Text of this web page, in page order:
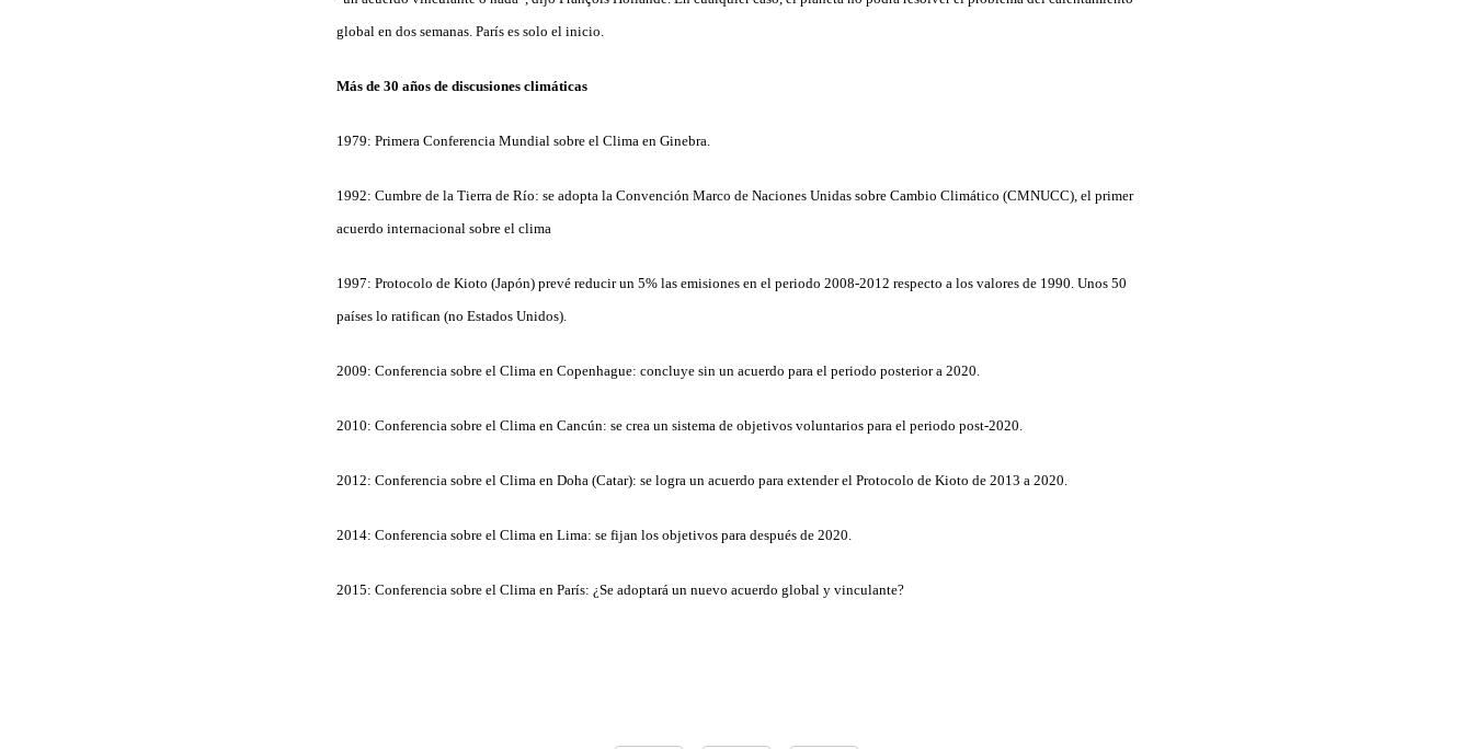
global en dos semanas. París es solo el inicio.
Más de 30 años de discusiones climáticas
1979: Primera Conferencia Mundial sobre el Clima en Ginebra.
1992: Cumbre de la Tierra de Río: se adopta la Convención Marco de Naciones Unidas sobre Cambio Climático (CMNUCC), el primer
acuerdo internacional sobre el clima
1997: Protocolo de Kioto (Japón) prevé reducir un 5% las emisiones en el periodo 2008-2012 respecto a los valores de 1990. Unos 50
países lo ratifican (no Estados Unidos).
2009: Conferencia sobre el Clima en Copenhague: concluye sin un acuerdo para el periodo posterior a 2020.
2010: Conferencia sobre el Clima en Cancún: se crea un sistema de objetivos voluntarios para el periodo post-2020.
2012: Conferencia sobre el Clima en Doha (Catar): se logra un acuerdo para extender el Protocolo de Kioto de 2013 a 2020.
2014: Conferencia sobre el Clima en Lima: se fijan los objetivos para después de 2020.
2015: Conferencia sobre el Clima en París: ¿Se adoptará un nuevo acuerdo global y vinculante?